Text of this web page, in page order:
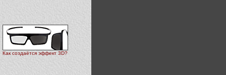
Как создаётся эффект 3D?